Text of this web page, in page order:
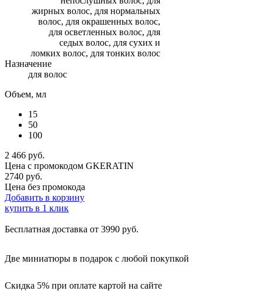
жирных волос, для нормальных
волос, для окрашенных волос,
для осветленных волос, для
седых волос, для сухих и
ломких волос, для тонких волос
Назначение
для волос
Объем, мл
15
50
100
2 466 руб.
Цена с промокодом GKERATIN
2740 руб.
Цена без промокода
Добавить в корзину
купить в 1 клик
Бесплатная доставка от 3990 руб.
Две миниатюры в подарок с любой покупкой
Скидка 5% при оплате картой на сайте